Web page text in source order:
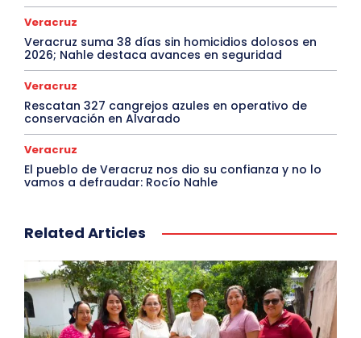
Veracruz
Veracruz suma 38 días sin homicidios dolosos en
2026; Nahle destaca avances en seguridad
Veracruz
Rescatan 327 cangrejos azules en operativo de
conservación en Alvarado
Veracruz
El pueblo de Veracruz nos dio su confianza y no lo
vamos a defraudar: Rocío Nahle
Related Articles